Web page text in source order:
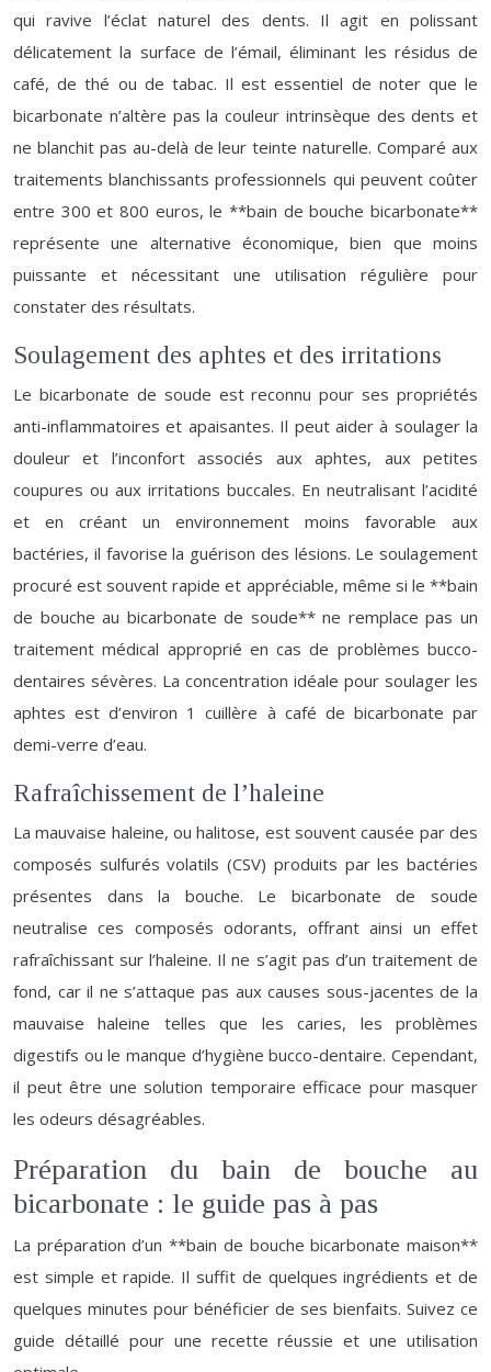
qui ravive l’éclat naturel des dents. Il agit en polissant
délicatement la surface de l’émail, éliminant les résidus de
café, de thé ou de tabac. Il est essentiel de noter que le
bicarbonate n’altère pas la couleur intrinsèque des dents et
ne blanchit pas au-delà de leur teinte naturelle. Comparé aux
traitements blanchissants professionnels qui peuvent coûter
entre 300 et 800 euros, le **bain de bouche bicarbonate**
représente une alternative économique, bien que moins
puissante et nécessitant une utilisation régulière pour
constater des résultats.
Soulagement des aphtes et des irritations
Le bicarbonate de soude est reconnu pour ses propriétés
anti-inflammatoires et apaisantes. Il peut aider à soulager la
douleur et l’inconfort associés aux aphtes, aux petites
coupures ou aux irritations buccales. En neutralisant l’acidité
et en créant un environnement moins favorable aux
bactéries, il favorise la guérison des lésions. Le soulagement
procuré est souvent rapide et appréciable, même si le **bain
de bouche au bicarbonate de soude** ne remplace pas un
traitement médical approprié en cas de problèmes bucco-
dentaires sévères. La concentration idéale pour soulager les
aphtes est d’environ 1 cuillère à café de bicarbonate par
demi-verre d’eau.
Rafraîchissement de l’haleine
La mauvaise haleine, ou halitose, est souvent causée par des
composés sulfurés volatils (CSV) produits par les bactéries
présentes dans la bouche. Le bicarbonate de soude
neutralise ces composés odorants, offrant ainsi un effet
rafraîchissant sur l’haleine. Il ne s’agit pas d’un traitement de
fond, car il ne s’attaque pas aux causes sous-jacentes de la
mauvaise haleine telles que les caries, les problèmes
digestifs ou le manque d’hygiène bucco-dentaire. Cependant,
il peut être une solution temporaire efficace pour masquer
les odeurs désagréables.
Préparation du bain de bouche au
bicarbonate : le guide pas à pas
La préparation d’un **bain de bouche bicarbonate maison**
est simple et rapide. Il suffit de quelques ingrédients et de
quelques minutes pour bénéficier de ses bienfaits. Suivez ce
guide détaillé pour une recette réussie et une utilisation